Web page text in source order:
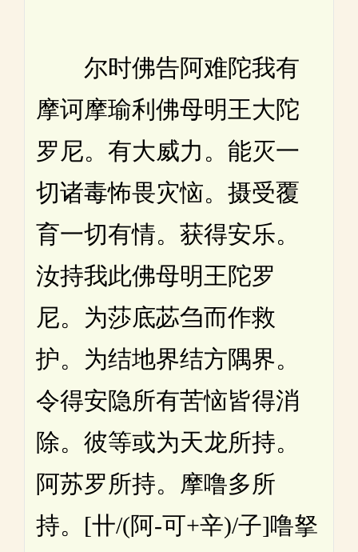
尔时佛告阿难陀我有
摩诃摩瑜利佛母明王大陀
罗尼。有大威力。能灭一
切诸毒怖畏灾恼。摄受覆
育一切有情。获得安乐。
汝持我此佛母明王陀罗
尼。为莎底苾刍而作救
护。为结地界结方隅界。
令得安隐所有苦恼皆得消
除。彼等或为天龙所持。
阿苏罗所持。摩噜多所
持。[卄/(阿-可+辛)/子]噜拏